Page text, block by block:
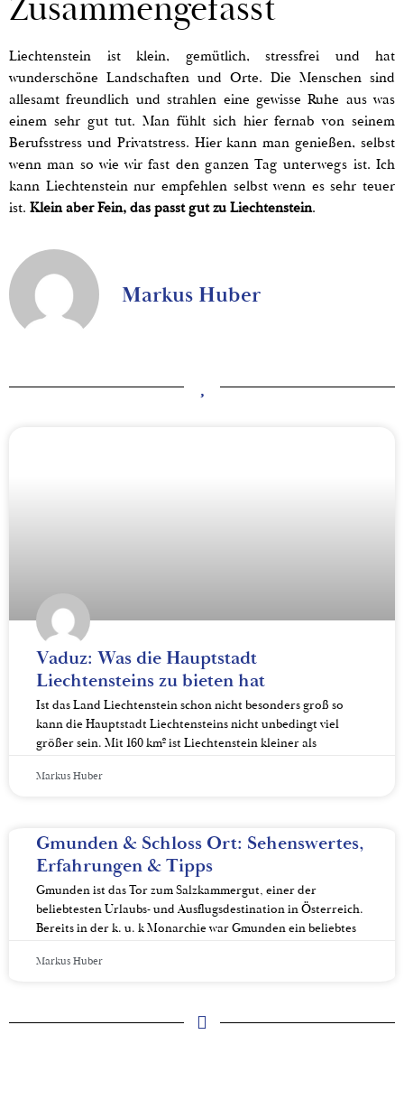
Liechtenstein ist klein, gemütlich, stressfrei und hat
wunderschöne Landschaften und Orte. Die Menschen sind
allesamt freundlich und strahlen eine gewisse Ruhe aus was
einem sehr gut tut. Man fühlt sich hier fernab von seinem
Berufsstress und Privatstress. Hier kann man genießen, selbst
wenn man so wie wir fast den ganzen Tag unterwegs ist. Ich
kann Liechtenstein nur empfehlen selbst wenn es sehr teuer
ist. Klein aber Fein, das passt gut zu Liechtenstein.
Markus Huber
Vaduz: Was die Hauptstadt
Liechtensteins zu bieten hat
Ist das Land Liechtenstein schon nicht besonders groß so
kann die Hauptstadt Liechtensteins nicht unbedingt viel
größer sein. Mit 160 km² ist Liechtenstein kleiner als
Markus Huber
Gmunden & Schloss Ort: Sehenswertes,
Erfahrungen & Tipps
Gmunden ist das Tor zum Salzkammergut, einer der
beliebtesten Urlaubs- und Ausflugsdestination in Österreich.
Bereits in der k. u. k Monarchie war Gmunden ein beliebtes
Markus Huber